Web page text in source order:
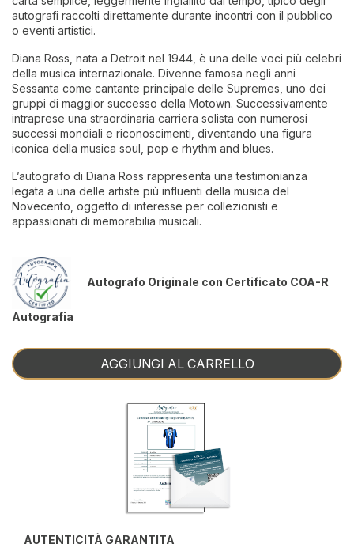
autografi raccolti direttamente durante incontri con il pubblico
o eventi artistici.
Diana Ross, nata a Detroit nel 1944, è una delle voci più celebri
della musica internazionale. Divenne famosa negli anni
Sessanta come cantante principale delle Supremes, uno dei
gruppi di maggior successo della Motown. Successivamente
intraprese una straordinaria carriera solista con numerosi
successi mondiali e riconoscimenti, diventando una figura
iconica della musica soul, pop e rhythm and blues.
L’autografo di Diana Ross rappresenta una testimonianza
legata a una delle artiste più influenti della musica del
Novecento, oggetto di interesse per collezionisti e
appassionati di memorabilia musicali.
Autografo Originale con Certificato COA-R
Autografia
AGGIUNGI AL CARRELLO
AUTENTICITÀ GARANTITA